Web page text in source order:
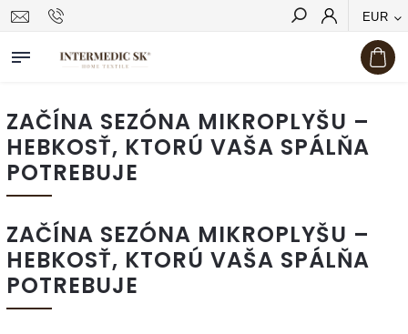
EUR
Hľadať
ZAČÍNA SEZÓNA MIKROPLYŠU –
HEBKOSŤ, KTORÚ VAŠA SPÁLŇA
POTREBUJE
ZAČÍNA SEZÓNA MIKROPLYŠU –
HEBKOSŤ, KTORÚ VAŠA SPÁLŇA
POTREBUJE